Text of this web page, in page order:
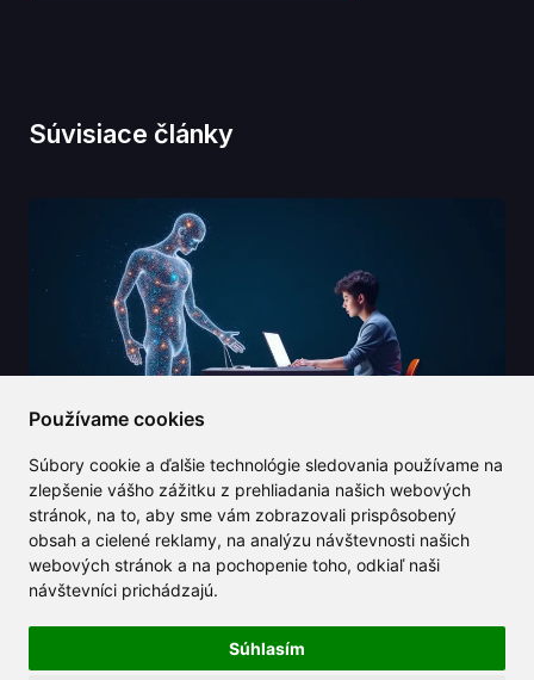
Používame cookies
Súbory cookie a ďalšie technológie sledovania používame na
zlepšenie vášho zážitku z prehliadania našich webových
stránok, na to, aby sme vám zobrazovali prispôsobený
obsah a cielené reklamy, na analýzu návštevnosti našich
webových stránok a na pochopenie toho, odkiaľ naši
návštevníci prichádzajú.
Súhlasím
Súvisiace články
2025/06/16
Bez námahy transformujte svoj text s
prepisovačom viet s umelou
inteligenciou